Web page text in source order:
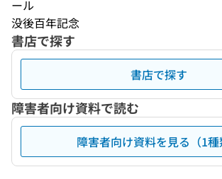
ール
没後百年記念
書店で探す
書店で探す
障害者向け資料で読む
障害者向け資料を見る（1種